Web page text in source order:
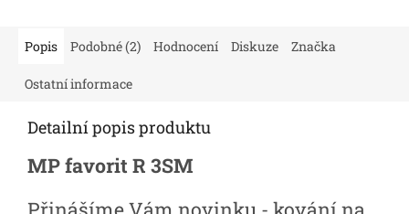
Popis Podobné (2) Hodnocení Diskuze Značka
Ostatní informace
Detailní popis produktu
MP favorit R 3SM